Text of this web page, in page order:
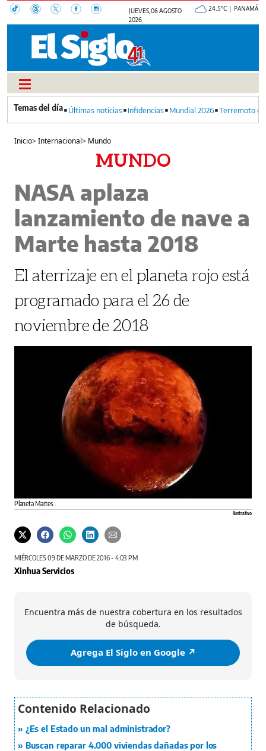
JUEVES, 06 AGOSTO
2026
24.5°C | PANAMÁ
Últimas noticias Infidencias Mundial 2026 Terremoto
Inicio>Internacional> Mundo
MUNDO
NASA aplaza
lanzamiento de nave a
Marte hasta 2018
El aterrizaje en el planeta rojo está
programado para el 26 de
noviembre de 2018
Planeta Martes .
Ilustrativo
MIÉRCOLES 09 DE MARZO DE 2016 - 4:03 PM
Xinhua Servicios
Encuentra más de nuestra cobertura en los resultados
de búsqueda.
Agrega El Siglo en Google ↗️
¿Es el Estado un mal administrador?
Buscan reparar 4.000 viviendas dañadas por los